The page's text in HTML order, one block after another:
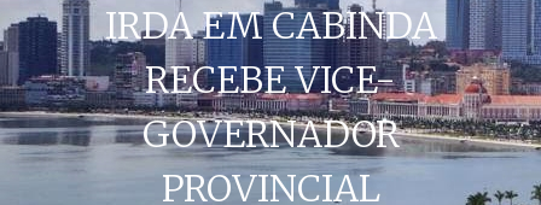
IRDA EM CABINDA
RECEBE VICE-
GOVERNADOR
PROVINCIAL